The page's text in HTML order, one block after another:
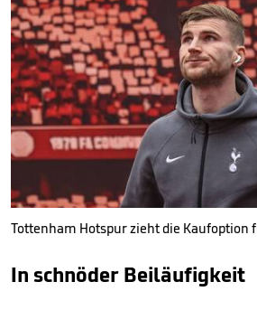
Tottenham Hotspur zieht die Kaufoption
In schnöder Beiläufigkeit